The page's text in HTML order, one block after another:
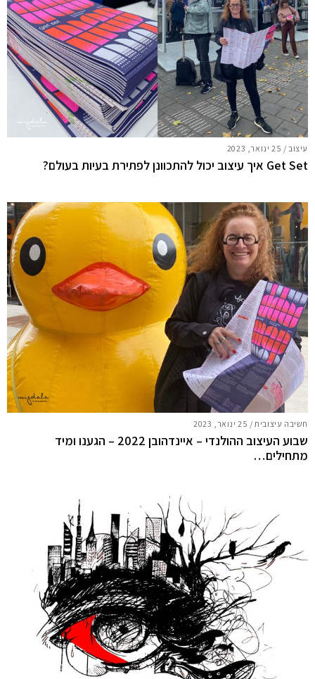
עיצוב / 25 ינואר, 2023
Get Set איך עיצוב יכול להתכוונן לפתירת בעיות בעולם?
חשיבה עיצובית/ 25 ינואר, 2023
שבוע העיצוב ההולנדי – איינדהובן 2022 – הגענו ומיד
מתחילים…